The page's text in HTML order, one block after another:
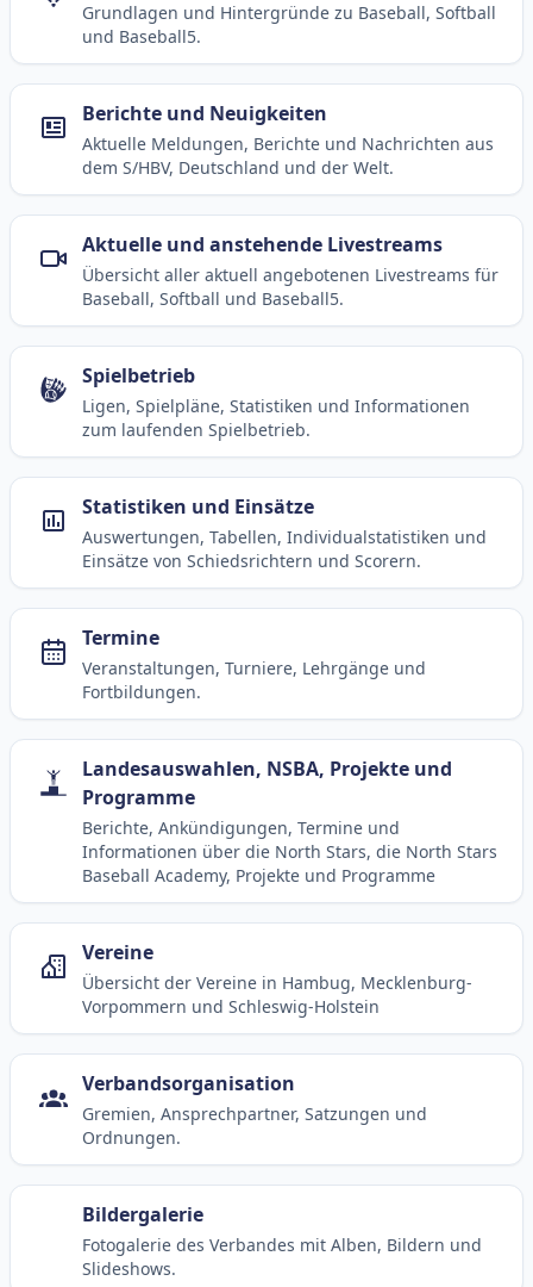
Grundlagen und Hintergründe zu Baseball, Softball
und Baseball5.
Berichte und Neuigkeiten
Aktuelle Meldungen, Berichte und Nachrichten aus
dem S/HBV, Deutschland und der Welt.
Aktuelle und anstehende Livestreams
Übersicht aller aktuell angebotenen Livestreams für
Baseball, Softball und Baseball5.
Spielbetrieb
Ligen, Spielpläne, Statistiken und Informationen
zum laufenden Spielbetrieb.
Statistiken und Einsätze
Auswertungen, Tabellen, Individualstatistiken und
Einsätze von Schiedsrichtern und Scorern.
Termine
Veranstaltungen, Turniere, Lehrgänge und
Fortbildungen.
Landesauswahlen, NSBA, Projekte und
Programme
Berichte, Ankündigungen, Termine und
Informationen über die North Stars, die North Stars
Baseball Academy, Projekte und Programme
Vereine
Übersicht der Vereine in Hambug, Mecklenburg-
Vorpommern und Schleswig-Holstein
Verbandsorganisation
Gremien, Ansprechpartner, Satzungen und
Ordnungen.
Bildergalerie
Fotogalerie des Verbandes mit Alben, Bildern und
Slideshows.